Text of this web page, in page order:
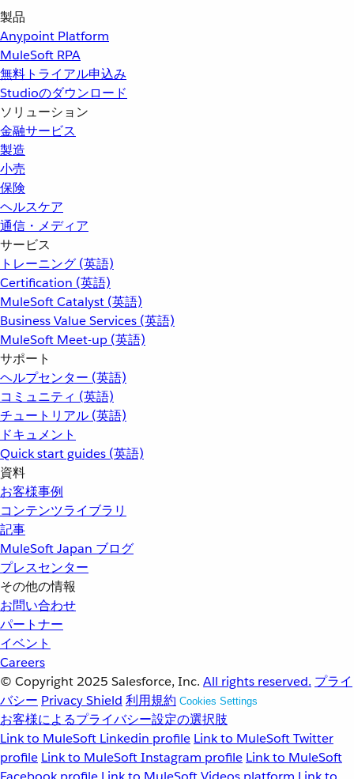
製品
Anypoint Platform
MuleSoft RPA
無料トライアル申込み
Studioのダウンロード
ソリューション
金融サービス
製造
小売
保険
ヘルスケア
通信・メディア
サービス
トレーニング (英語)
Certification (英語)
MuleSoft Catalyst (英語)
Business Value Services (英語)
MuleSoft Meet-up (英語)
サポート
ヘルプセンター (英語)
コミュニティ (英語)
チュートリアル (英語)
ドキュメント
Quick start guides (英語)
資料
お客様事例
コンテンツライブラリ
記事
MuleSoft Japan ブログ
プレスセンター
その他の情報
お問い合わせ
パートナー
イベント
Careers
© Copyright 2025 Salesforce, Inc. All rights reserved. プライ
バシー Privacy Shield 利用規約 Cookies Settings
お客様によるプライバシー設定の選択肢
Link to MuleSoft Linkedin profile Link to MuleSoft Twitter
profile Link to MuleSoft Instagram profile Link to MuleSoft